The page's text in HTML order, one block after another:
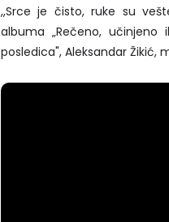
,,Srce je čisto, ruke su
albuma „Rečeno,
posledica", Aleksandar Žikić,